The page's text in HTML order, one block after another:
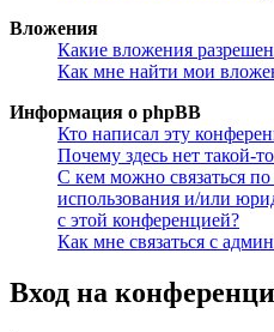
Вложения
Какие вложения
Как мне найти мои
Информация о phpBB
Кто написал эту
Почему здесь нет такой-
С кем можно связаться
использования и/или
с этой конференцией?
Как мне связаться с
Вход на